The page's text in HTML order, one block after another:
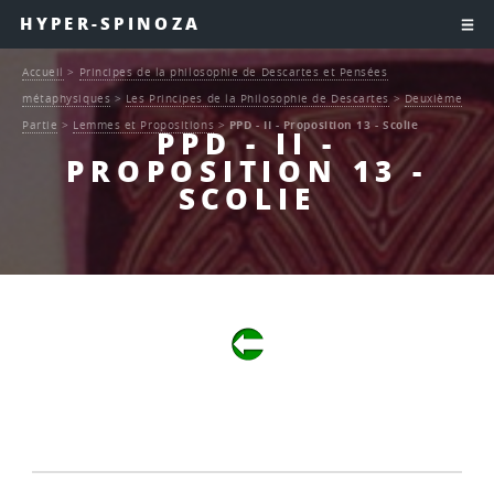
HYPER-SPINOZA
PPD - II -
PROPOSITION 13 -
SCOLIE
Accueil > Principes de la philosophie de Descartes et Pensées
métaphysiques > Les Principes de la Philosophie de Descartes >Deuxième
Partie > Lemmes et Propositions > PPD - II - Proposition 13 - Scolie